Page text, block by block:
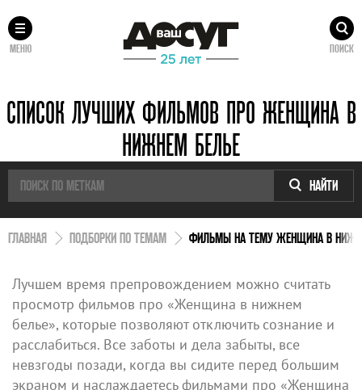
МЕНЮ ПОИСК
СПИСОК ЛУЧШИХ ФИЛЬМОВ ПРО ЖЕНЩИНА В
НИЖНЕМ БЕЛЬЕ
НАЙТИ
ГЛАВНАЯ ПОДБОРКИ ПО ТЕМАМ ФИЛЬМЫ НА ТЕМУ ЖЕНЩИНА В
Лучшем время препровождением можно считать
просмотр фильмов про «Женщина в нижнем
белье», которые позволяют отключить сознание и
расслабиться. Все заботы и дела забыты, все
невзгоды позади, когда вы сидите перед большим
экраном и наслаждаетесь фильмами про «Женщина